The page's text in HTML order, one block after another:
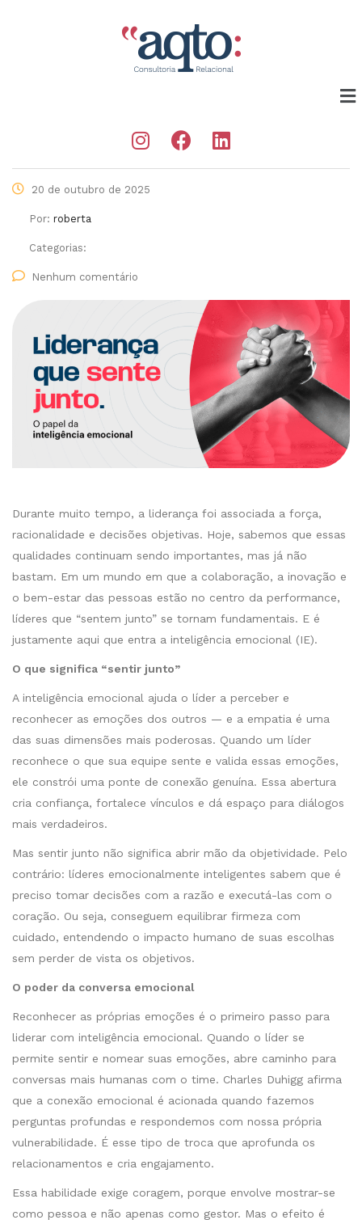
20 de outubro de 2025
Por: roberta
Categorias:
Nenhum comentário
Durante muito tempo, a liderança foi associada a força,
racionalidade e decisões objetivas. Hoje, sabemos que essas
qualidades continuam sendo importantes, mas já não
bastam. Em um mundo em que a colaboração, a inovação e
o bem-estar das pessoas estão no centro da performance,
líderes que “sentem junto” se tornam fundamentais. E é
justamente aqui que entra a inteligência emocional (IE).
O que significa “sentir junto”
A inteligência emocional ajuda o líder a perceber e
reconhecer as emoções dos outros — e a empatia é uma
das suas dimensões mais poderosas. Quando um líder
reconhece o que sua equipe sente e valida essas emoções,
ele constrói uma ponte de conexão genuína. Essa abertura
cria confiança, fortalece vínculos e dá espaço para diálogos
mais verdadeiros.
Mas sentir junto não significa abrir mão da objetividade. Pelo
contrário: líderes emocionalmente inteligentes sabem que é
preciso tomar decisões com a razão e executá-las com o
coração. Ou seja, conseguem equilibrar firmeza com
cuidado, entendendo o impacto humano de suas escolhas
sem perder de vista os objetivos.
O poder da conversa emocional
Reconhecer as próprias emoções é o primeiro passo para
liderar com inteligência emocional. Quando o líder se
permite sentir e nomear suas emoções, abre caminho para
conversas mais humanas com o time. Charles Duhigg afirma
que a conexão emocional é acionada quando fazemos
perguntas profundas e respondemos com nossa própria
vulnerabilidade. É esse tipo de troca que aprofunda os
relacionamentos e cria engajamento.
Essa habilidade exige coragem, porque envolve mostrar-se
como pessoa e não apenas como gestor. Mas o efeito é